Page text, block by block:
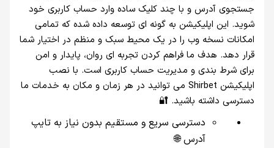
جستجوی آدرس و با چند کلیک ساده وارد حساب کاربری خود
شوید. این اپلیکیشن به‌ گونه‌ ای توسعه داده شده که تمامی
امکانات نسخه وب را در یک محیط سبک و منظم در اختیار شما
قرار دهد. هدف ما فراهم کردن تجربه‌ ای روان، پایدار و امن
برای شرط‌ بندی و مدیریت حساب کاربری است. با نصب
اپلیکیشن Shirbet می‌ توانید در هر زمان و مکان به خدمات ما
دسترسی داشته باشید. 🔐
دسترسی سریع و مستقیم بدون نیاز به تایپ
آدرس 🌐